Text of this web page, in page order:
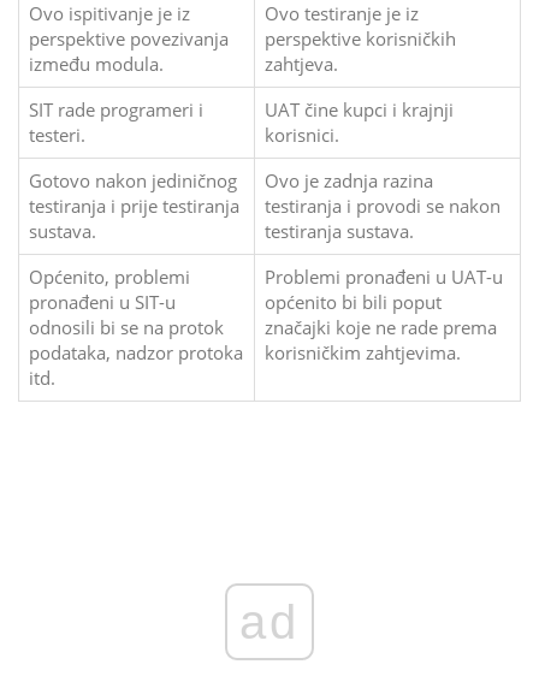
Ovo ispitivanje je iz
perspektive povezivanja
između modula.
Ovo testiranje je iz
perspektive korisničkih
zahtjeva.
SIT rade programeri i
testeri.
UAT čine kupci i krajnji
korisnici.
Gotovo nakon jediničnog
testiranja i prije testiranja
sustava.
Ovo je zadnja razina
testiranja i provodi se nakon
testiranja sustava.
Općenito, problemi
pronađeni u SIT-u
odnosili bi se na protok
podataka, nadzor protoka
itd.
Problemi pronađeni u UAT-u
općenito bi bili poput
značajki koje ne rade prema
korisničkim zahtjevima.
ad